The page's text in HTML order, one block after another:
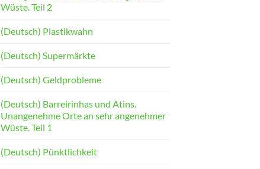
Wüste. Teil 2
(Deutsch) Plastikwahn
(Deutsch) Supermärkte
(Deutsch) Geldprobleme
(Deutsch) Barreirinhas und Atins.
Unangenehme Orte an sehr angenehmer
Wüste. Teil 1
(Deutsch) Pünktlichkeit